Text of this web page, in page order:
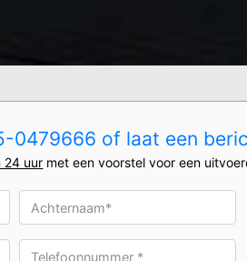
0479666 of laat een
24 uur met een voorstel voor een